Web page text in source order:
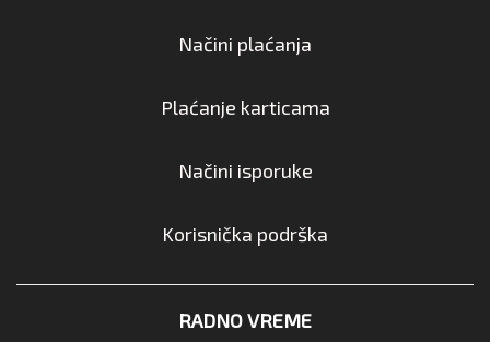
Načini plaćanja
Plaćanje karticama
Načini isporuke
Korisnička podrška
RADNO VREME